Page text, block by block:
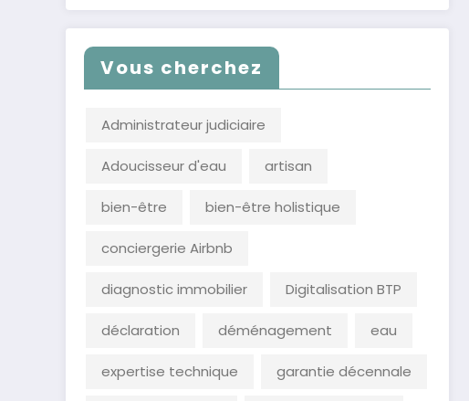
Vous cherchez
Administrateur judiciaire
Adoucisseur d'eau artisan
bien-être bien-être holistique
conciergerie Airbnb
diagnostic immobilier Digitalisation BTP
déclaration déménagement eau
expertise technique garantie décennale